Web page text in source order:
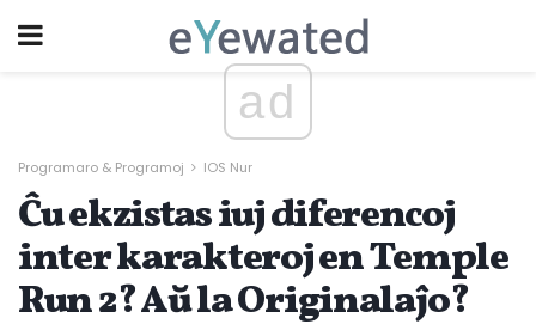
ad
Programaro & Programoj IOS Nur
Ĉu ekzistas iuj diferencoj
inter karakteroj en Temple
Run 2? Aŭ la Originalaĵo?